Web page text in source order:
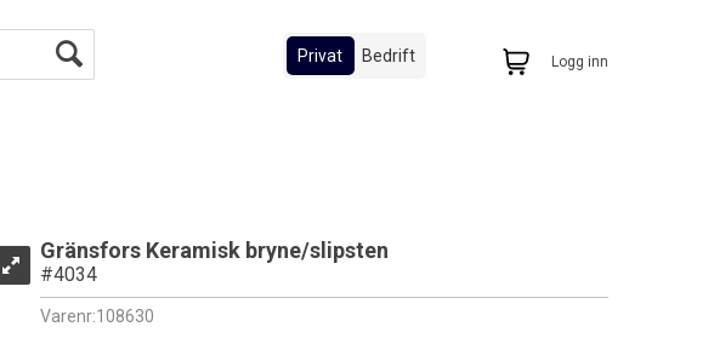
Logg inn
Privat Bedrift
Gränsfors Keramisk bryne/slipsten
#4034
Varenr:108630